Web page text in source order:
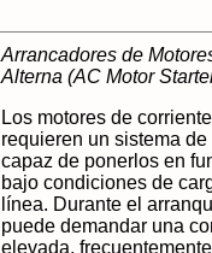
Arrancadores de
Alterna (AC Motor
Los motores de
requieren un sistema
capaz de ponerlos en
bajo condiciones de
línea. Durante el
puede demandar una
elevada,